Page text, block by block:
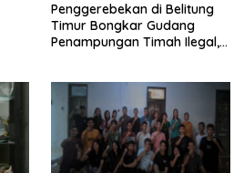
Penggerebekan di Belitung
Timur Bongkar Gudang
Penampungan Timah Ilegal,